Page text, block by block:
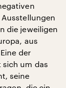
die jeweiligen
aus
der
um das
seine